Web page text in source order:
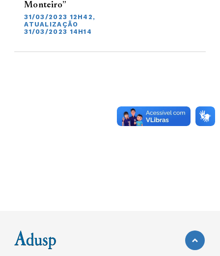
Monteiro”
31/03/2023 12H42,
ATUALIZAÇÃO
31/03/2023 14H14